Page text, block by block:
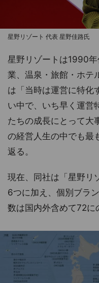
星野リゾート 代表 星野佳路氏
星野リゾートは1990
業、温泉・旅館・ホテ
は「当時は運営に特化
い中で、いち早く運営
たちの成長にとって大
の経営人生の中でも最
返る。
現在、同社は「星野リ
6つに加え、個別ブラ
数は国内外含めて72に